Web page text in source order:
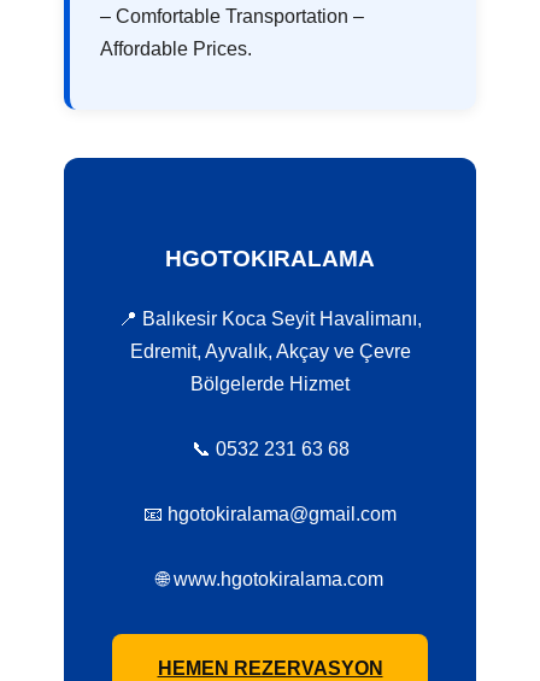
– Comfortable Transportation –
Affordable Prices.
HGOTOKIRALAMA
📍 Balıkesir Koca Seyit Havalimanı,
Edremit, Ayvalık, Akçay ve Çevre
Bölgelerde Hizmet
📞 0532 231 63 68
📧 hgotokiralama@gmail.com
🌐 www.hgotokiralama.com
HEMEN REZERVASYON